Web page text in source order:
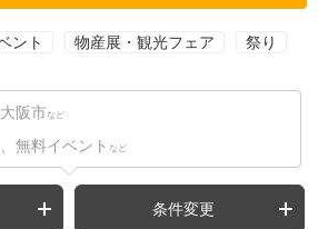
ント 物産展・観光フェア 祭り
阪市 など
無料イベント など
条件変更